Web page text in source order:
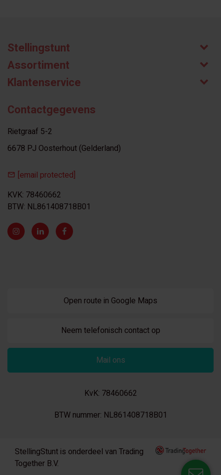
Stellingstunt
Assortiment
Klantenservice
Contactgegevens
Rietgraaf 5-2
6678 PJ Oosterhout (Gelderland)
[email protected]
KVK: 78460662
BTW: NL861408718B01
Open route in Google Maps
Neem telefonisch contact op
Mail ons
KvK: 78460662
BTW nummer: NL861408718B01
StellingStunt is onderdeel van Trading
Together B.V.